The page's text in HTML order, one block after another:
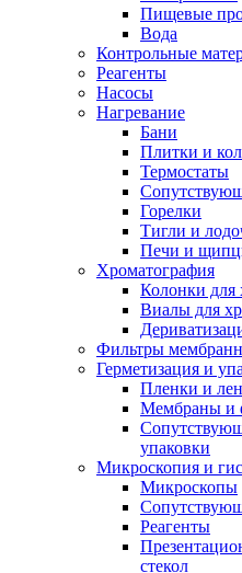
Пищевые
Вода
Контрольные
Реагенты
Насосы
Нагревание
Бани
Плитки и
Термостаты
Горелки
Тигли и
Печи и
Хроматография
Колонки для
Виалы для
Фильтры
Герметизация и
Пленки и
Мембраны и
упаковки
Микроскопия и
Микроскопы
Реагенты
стекол